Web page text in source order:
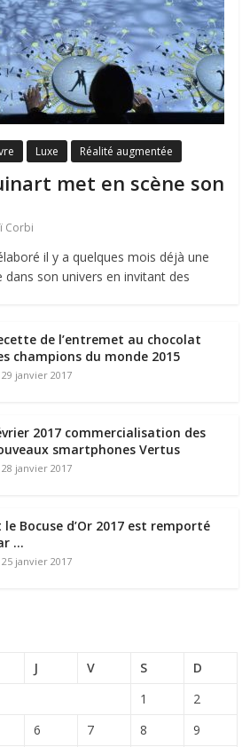
Luxe Réalité augmentée
met en scène son
Corbi
il y a quelques mois déjà une
dans son univers en invitant des
de l’entremet au chocolat
champions du monde 2015
29 janvier 2017
2017 commercialisation des
smartphones Vertus
28 janvier 2017
le Bocuse d’Or 2017 est remporté
…
25 janvier 2017
J V S
D
1
2
6 7 8
9